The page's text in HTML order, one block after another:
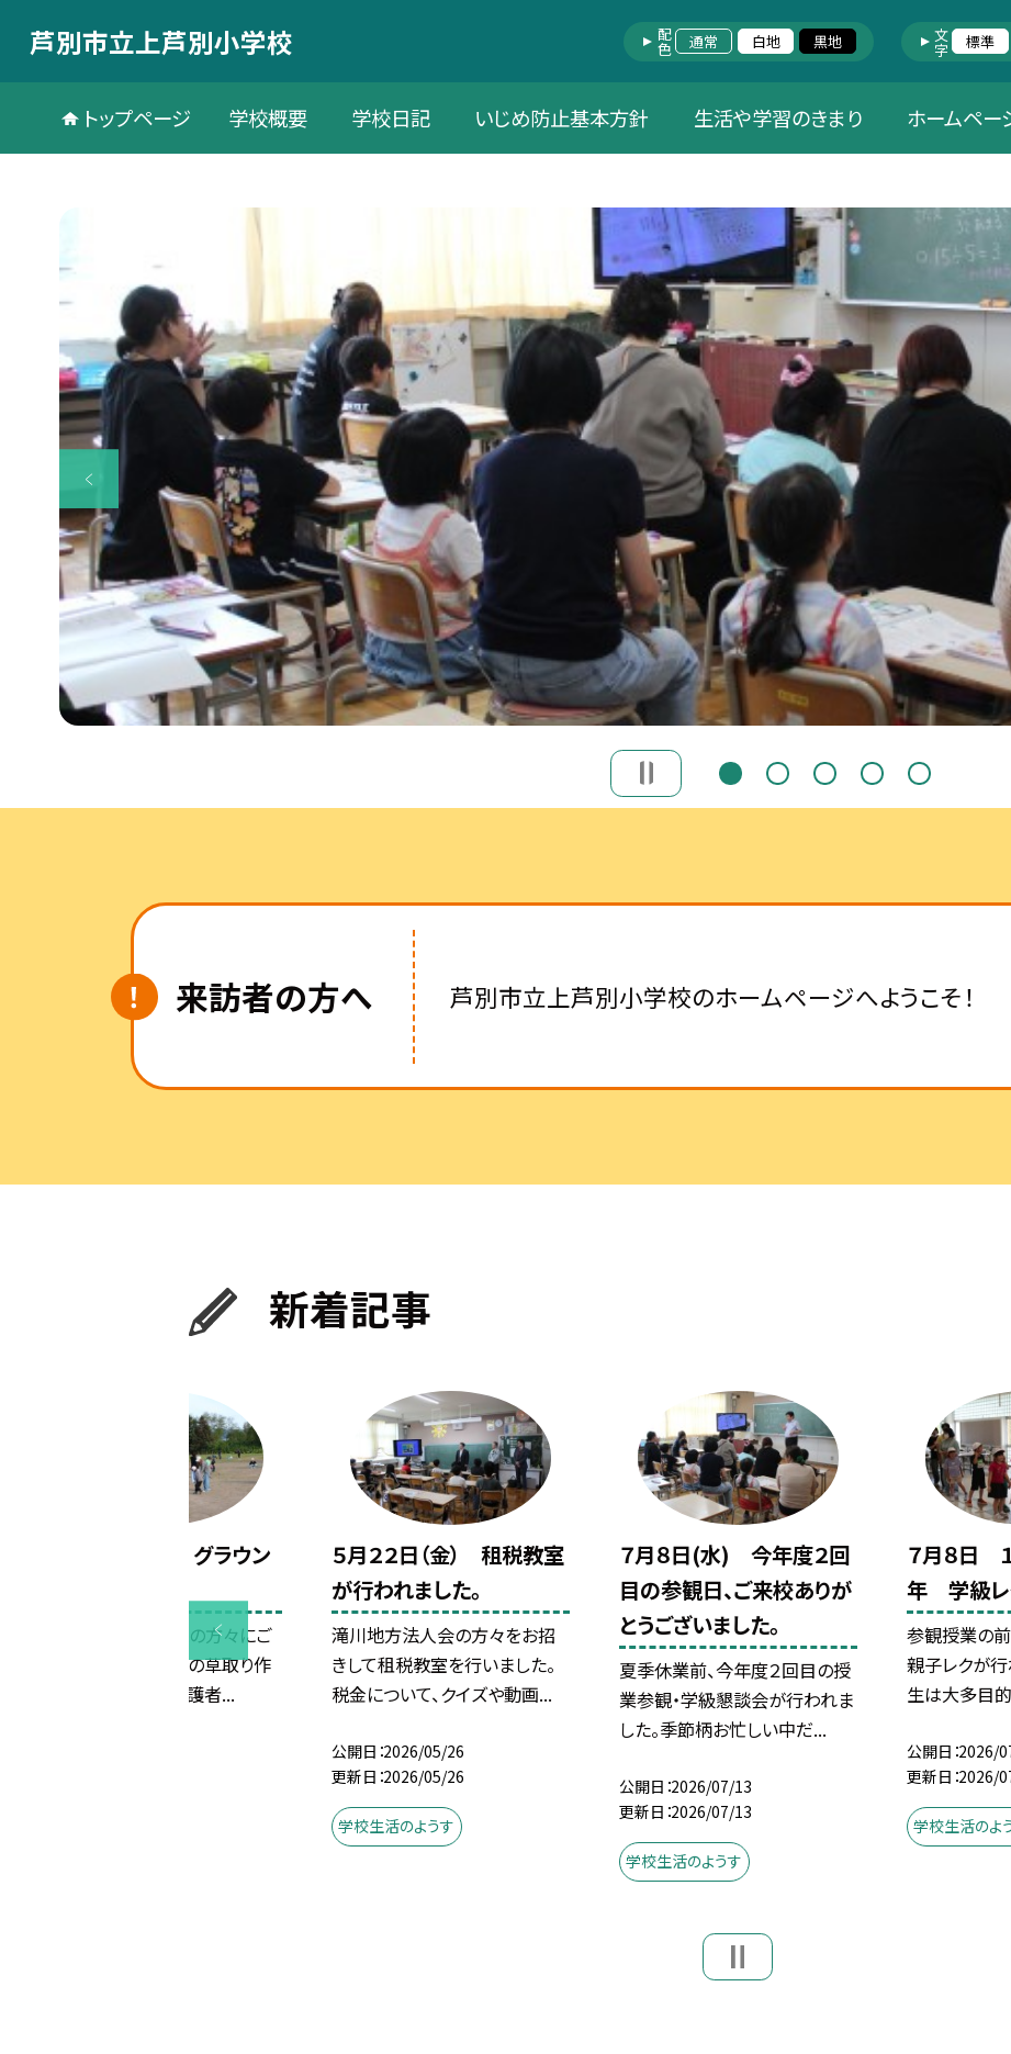
芦別市立上芦別小学校 配色 通常 白地 黒地 文字 標準
トップページ 学校概要 学校日記 いじめ防止基本方針 生活や学習のきまり ホームペー
来訪者の方へ 芦別市立上芦別小学校のホームページへようこそ！
新着記事
５月２５日（月） グラウン
運動会に向け、PTAの方々にご
協力頂きグラウンドの草取り作
業を行いました。保護者...
５月２２日（金） 租税教室
が行われました。
滝川地方法人会の方々をお招
きして租税教室を行いました。
税金について、クイズや動画...
公開日 2026/05/26
更新日 2026/05/26
学校生活のようす
７月８日(水) 今年度２回
目の参観日、ご来校ありが
とうございました。
夏季休業前、今年度２回目の授
業参観・学級懇談会が行われま
した。季節柄お忙しい中だ...
公開日 2026/07/13
更新日 2026/07/13
学校生活のようす
７月８日
年 学級
参観授業の前
親子レクが行
生は大多目的
公開日 2026/
更新日 2026/
学校生活のよ